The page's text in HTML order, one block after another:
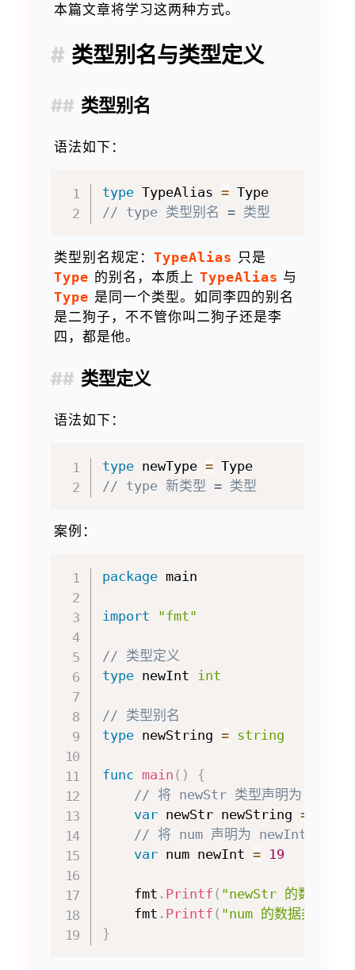
本篇文章将学习这两种方式。
类型别名与类型定义
类型别名
语法如下：
type TypeAlias =
Type
// type 类型别名 = 类型
类型别名规定： TypeAlias 只是
Type 的别名，本质上 TypeAlias 与
Type 是同一个类型。如同李四的别名
是二狗子，不不管你叫二狗子还是李
四，都是他。
类型定义
语法如下：
type newType =
Type
// type 新类型 = 类型
案例：
package main
import "fmt"
// 类型定义
type newInt int
// 类型别名
type newString = string
func main ( )
{
// 将 newStr 类型声明为
var newStr newString =
// 将 num 声明为 newInt 类型
var num newInt = 19
    fmt
. Printf ( "newStr 的数据类
    fmt
. Printf ( "num 的数据类型
}